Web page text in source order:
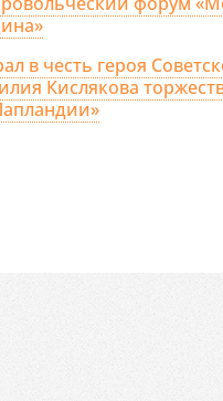
в честь героя
Кислякова